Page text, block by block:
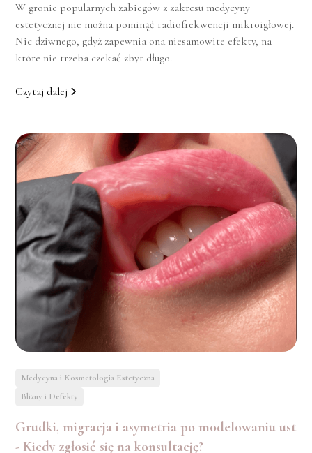
W gronie popularnych zabiegów z zakresu medycyny
estetycznej nie można pominąć radiofrekwencji mikroigłowej.
Nic dziwnego, gdyż zapewnia ona niesamowite efekty, na
które nie trzeba czekać zbyt długo.
Czytaj dalej
Medycyna i Kosmetologia Estetyczna
Blizny i Defekty
Grudki, migracja i asymetria po modelowaniu ust
- Kiedy zgłosić się na konsultację?